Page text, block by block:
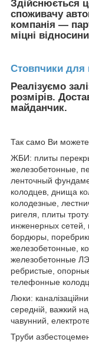
Здійснюється
споживачу
компанія ―
міцні
Стовпчики для
Реалізуємо
розмірів.
майданчик.
Так само Ви
ЖБИ: плиты
железобетонные,
ленточный
колодцев, днища
колодезные,
ригеля, плиты
инженерных сетей,
бордюры,
железобетонные,
железобетонные
ребристые,
телефонные
Люки:
середній, важкий
чавунний,
Труби